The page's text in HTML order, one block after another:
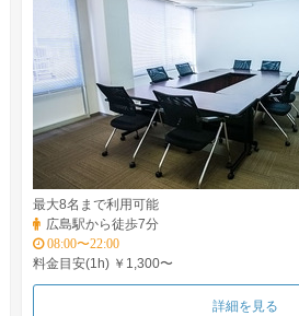
最大8名まで利用可能
広島駅から徒歩7分
08:00〜22:00
料金目安(1h) ￥1,300〜
詳細を見る